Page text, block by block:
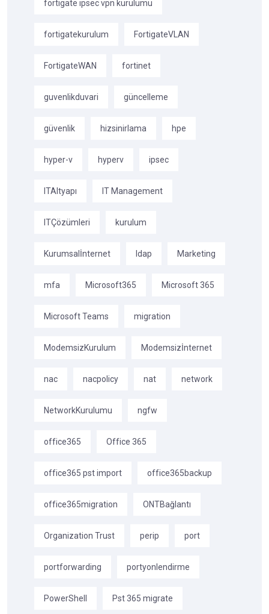
fortigate ipsec vpn kurulumu
fortigatekurulum FortigateVLAN
FortigateWAN fortinet
guvenlikduvari güncelleme
güvenlik hizsinirlama hpe
hyper-v hyperv ipsec
ITAltyapı IT Management
ITÇözümleri kurulum
Kurumsalİnternet ldap Marketing
mfa Microsoft365 Microsoft 365
Microsoft Teams migration
ModemsizKurulum Modemsizİnternet
nac nacpolicy nat network
NetworkKurulumu ngfw
office365 Office 365
office365 pst import office365backup
office365migration ONTBağlantı
Organization Trust perip port
portforwarding portyonlendirme
PowerShell Pst 365 migrate